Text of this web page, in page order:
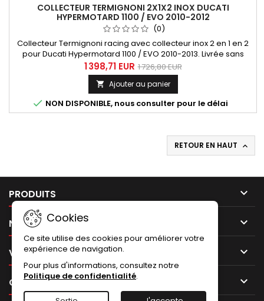
COLLECTEUR TERMIGNONI 2X1X2 INOX DUCATI
HYPERMOTARD 1100 / EVO 2010-2012
(0)
Collecteur Termignoni racing avec collecteur inox 2 en 1 en 2
pour Ducati Hypermotard 1100 / EVO 2010-2013. Livrée sans
filtre à air et sans ECU. Référence Termignoni D094 Référence
Ducati 96312308B
1 398,71 EUR 1 726,80 EUR
 Ajouter au panier
 NON DISPONIBLE, nous consulter pour le délai
RETOUR EN HAUT 
PRODUITS 
NOTRE SOCIÉTÉ 
VOTRE COMPTE 
CONTACT 
Cookies
Ce site utilise des cookies pour améliorer votre
expérience de navigation.
Pour plus d'informations, consultez notre
Politique de confidentialité.